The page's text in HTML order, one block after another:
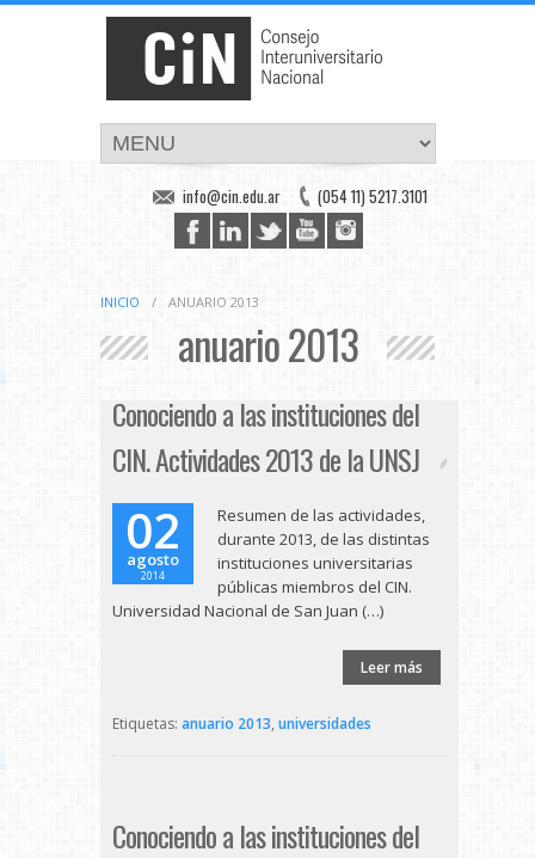
(054 11) 5217.3101
info@cin.edu.ar
INICIO / ANUARIO 2013
anuario 2013
Conociendo a las instituciones del
CIN. Actividades 2013 de la UNSJ
02
agosto
2014
Resumen de las actividades,
durante 2013, de las distintas
instituciones universitarias
públicas miembros del CIN.
Universidad Nacional de San Juan (…)
Leer más
Etiquetas: anuario 2013, universidades
Conociendo a las instituciones del